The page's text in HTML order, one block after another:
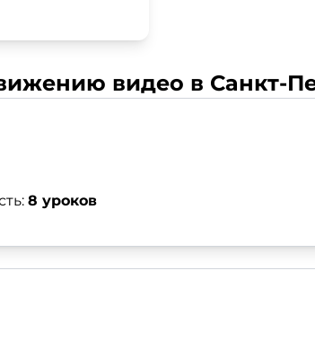
видео в Санкт-
8 уроков